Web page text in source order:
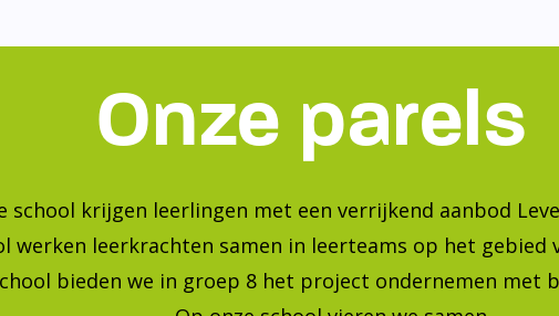
Bekijk onze foto's op
Blijf op de hoogte van de laatste ontwikkelingen!